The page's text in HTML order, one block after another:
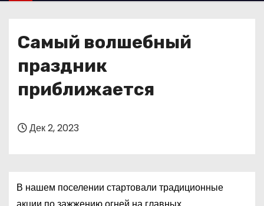
Самый волшебный
праздник
приближается
Дек 2, 2023
В нашем поселении стартовали традиционные